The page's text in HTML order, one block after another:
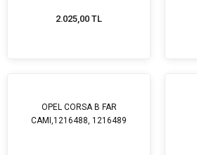
2.025,00 TL
OPEL CORSA B FAR
CAMI,1216488, 1216489